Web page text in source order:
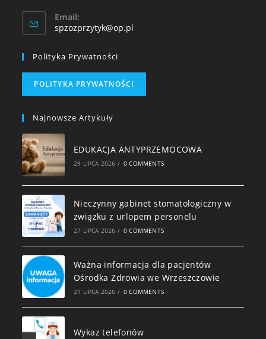
Email:
spzozprzytyk@op.pl
Polityka Prywatności
POLITYKA PRYWATNOŚCI
Najnowsze Artykuły
EDUKACJA ANTYPRZEMOCOWA
29 LIPCA 2026 / 0 COMMENTS
Nieczynny gabinet stomatologiczny w
związku z urlopem personelu
27 LIPCA 2026 / 0 COMMENTS
Ważna informacja dla pacjentów
Ośrodka Zdrowia we Wrzeszczowie
21 LIPCA 2026 / 0 COMMENTS
Wykaz telefonów